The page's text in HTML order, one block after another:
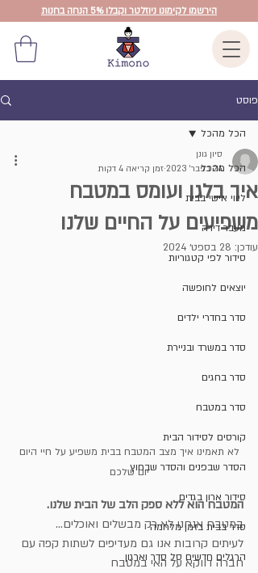
הירשמו לקימונו ניוזלטר וקבלו 5% הנחה בחנות
פוסט
הכל מהכל
ליווי אישי בבית
מעבר דירה
סידור לפי קטגוריות
יוצאים לחופשה
סדר בחדרי ילדים
סדר במשרד ובניירת
סדר בחגים
סדר במטבח
קורסים לסידור הבית
הסדר שבפנים והסדר שבחוץ
סידור ארון בגדים
סדר בבית בזמן מלחמה
הרגלים חדשים סל סדר וארגון
הכל מהכל
איך בלגן ועומס במטבח
משפיעים על החיים שלנו
סיון גונן
24 בפבר׳ 2023
זמן קריאה 4 דקות
עודכן: 28 בספט׳ 2024
לא תאמינו איך מצב המטבח בבית משפיע על חיי היום
יום שלכם
המטבח הוא ללא ספק הלב של הבית שלנו.
במטבח אנחנו לא רק מבשלים ואוכלים...
לעיתים קרובות אנו גם מעדיפים לשתות קפה עם
חברה דווקא על האי במטבח